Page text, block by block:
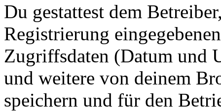
Du gestattest dem
Registrierung
Zugriffsdaten (Datum und
und weitere von deinem
speichern und für den